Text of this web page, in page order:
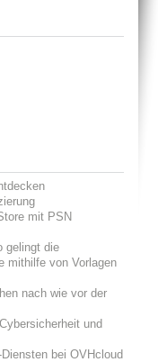
mit PSN
gelingt die
mithilfe von Vorlagen
nach wie vor der
und
bei OVHcloud